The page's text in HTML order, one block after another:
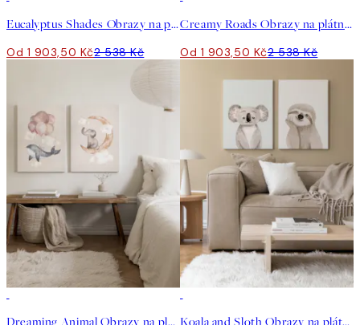
Eucalyptus Shades Obrazy na plátně Duo
Od 1 903,50 Kč2 538 Kč
Creamy Roads Obrazy na plátně Duo
Od 1 903,50 Kč2 538 Kč
Dreaming Animal Obrazy na plátně Duo Koala and Sloth Obrazy na plátně Duo